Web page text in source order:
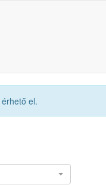
érhető el.